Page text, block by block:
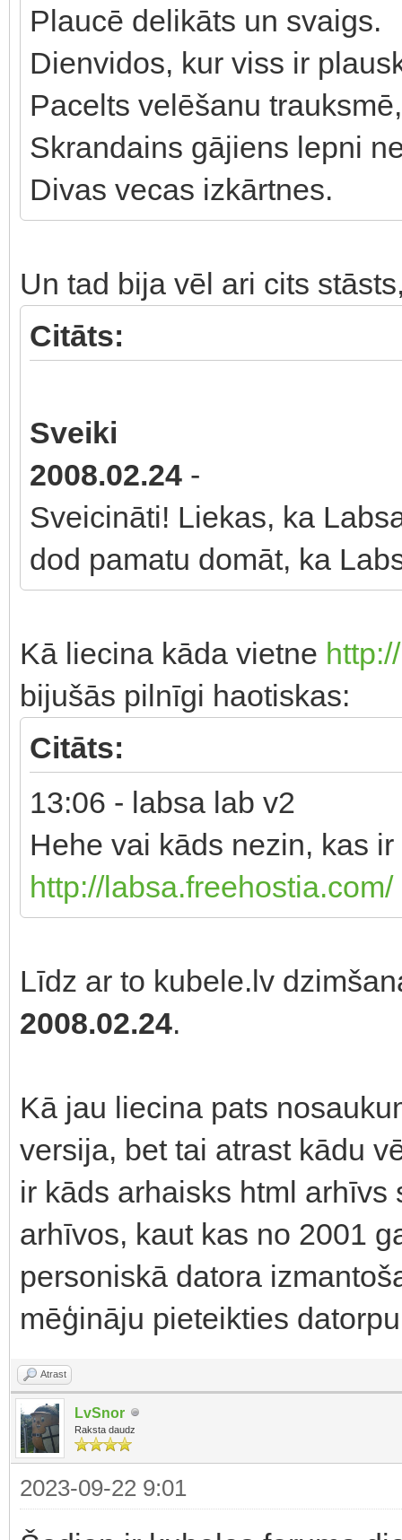
Plaucē delikāts un svaigs.
Dienvidos, kur viss ir
Pacelts velēšanu trauksmē,
Skrandains gājiens lepni
Divas vecas izkārtnes.
Un tad bija vēl ari cits
Citāts:
Sveiki
2008.02.24 -
Sveicināti! Liekas, ka
dod pamatu domāt, ka
Kā liecina kāda vietne
bijušās pilnīgi haotiskas:
Citāts:
13:06 - labsa lab v2
Hehe vai kāds nezin, kas ir
http://labsa.freehostia.com/
Līdz ar to kubele.lv
2008.02.24.
Kā jau liecina pats
versija, bet tai atrast kādu
ir kāds arhaisks html
arhīvos, kaut kas no 2001
personiskā datora
mēģināju pieteikties
Atrast
LvSnor
Raksta daudz
2023-09-22 9:01